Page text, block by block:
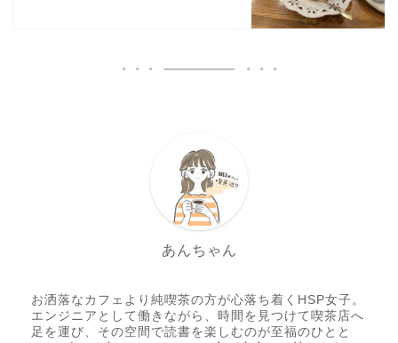
あんちゃん
お洒落なカフェより純喫茶の方が心落ち着くHSP女子。
エンジニアとして働きながら、時間を見つけて喫茶店へ
足を運び、その空間で読書を楽しむのが至福のひとと